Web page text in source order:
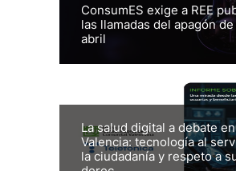
ConsumES exige a REE
las llamadas del apagón
abril
La salud digital a debate en
Valencia: tecnología al
la ciudadanía y respeto a